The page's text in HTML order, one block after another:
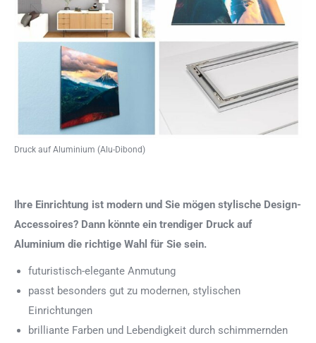
Druck auf Aluminium (Alu-Dibond)
Ihre Einrichtung ist modern und Sie mögen stylische Design-
Accessoires? Dann könnte ein trendiger Druck auf
Aluminium die richtige Wahl für Sie sein.
futuristisch-elegante Anmutung
passt besonders gut zu modernen, stylischen
Einrichtungen
brilliante Farben und Lebendigkeit durch schimmernden